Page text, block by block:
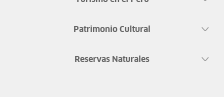
Patrimonio Cultural
Reservas Naturales